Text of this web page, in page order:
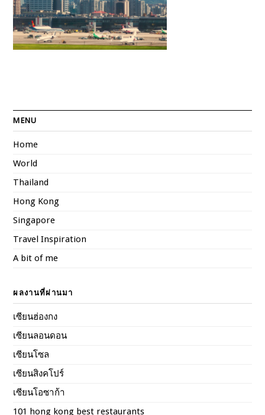
MENU
Home
World
Thailand
Hong Kong
Singapore
Travel Inspiration
A bit of me
ผลงานที่ผ่านมา
เซียนฮ่องกง
เซียนลอนดอน
เซียนโซล
เซียนสิงคโปร์
เซียนโอซาก้า
101 hong kong best restaurants